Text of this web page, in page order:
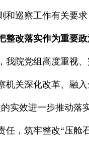
和巡察工作有关要
整改落实作为重要
我院党组高度重视
机关深化改革、融
实效进一步推动落
任，筑牢整改“压舱